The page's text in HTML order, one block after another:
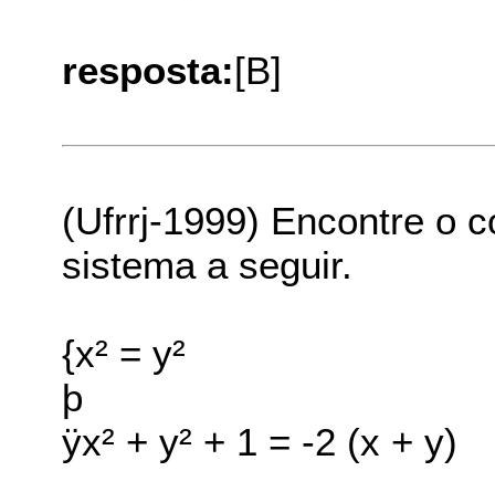
resposta:[B]
(Ufrrj-1999) Encontre o
sistema a seguir.
{x² = y²
þ
ÿx² + y² + 1 = -2 (x + y)